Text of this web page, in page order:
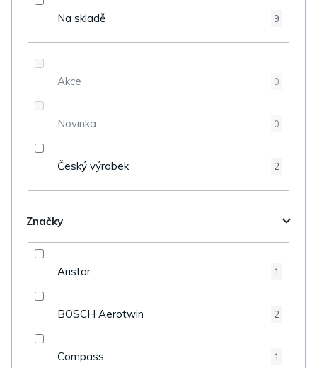
Na skladě 9
Akce 0
Novinka 0
Český výrobek 2
Značky
Aristar 1
BOSCH Aerotwin 2
Compass 1